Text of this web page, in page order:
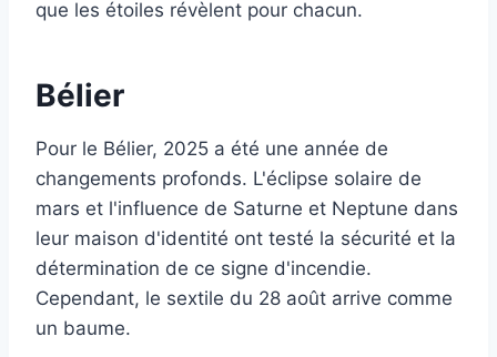
que les étoiles révèlent pour chacun.
Bélier
Pour le Bélier, 2025 a été une année de
changements profonds. L'éclipse solaire de
mars et l'influence de Saturne et Neptune dans
leur maison d'identité ont testé la sécurité et la
détermination de ce signe d'incendie.
Cependant, le sextile du 28 août arrive comme
un baume.